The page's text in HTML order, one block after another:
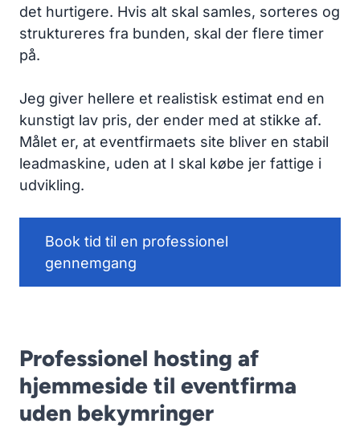
det hurtigere. Hvis alt skal samles, sorteres og
struktureres fra bunden, skal der flere timer
på.
Jeg giver hellere et realistisk estimat end en
kunstigt lav pris, der ender med at stikke af.
Målet er, at eventfirmaets site bliver en stabil
leadmaskine, uden at I skal købe jer fattige i
udvikling.
Book tid til en professionel
gennemgang
Professionel hosting af
hjemmeside til eventfirma
uden bekymringer